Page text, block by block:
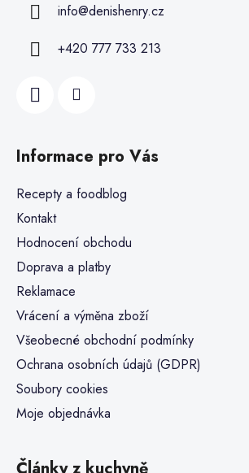
info@denishenry.cz
+420 777 733 213
Informace pro Vás
Recepty a foodblog
Kontakt
Hodnocení obchodu
Doprava a platby
Reklamace
Vrácení a výměna zboží
Všeobecné obchodní podmínky
Ochrana osobních údajů (GDPR)
Soubory cookies
Moje objednávka